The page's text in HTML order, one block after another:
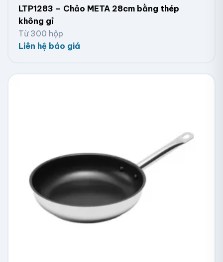
LTP1283 – Chảo META 28cm bằng thép
không gỉ
Từ 300 hộp
Liên hệ báo giá